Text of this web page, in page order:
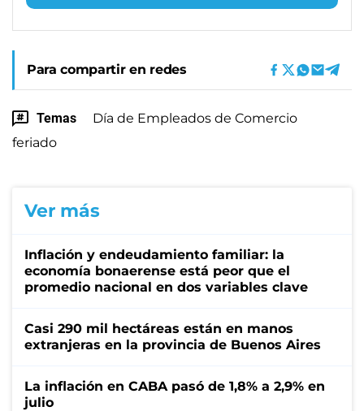
Para compartir en redes
Temas
Día de Empleados de Comercio
feriado
Ver más
Inflación y endeudamiento familiar: la
economía bonaerense está peor que el
promedio nacional en dos variables clave
Casi 290 mil hectáreas están en manos
extranjeras en la provincia de Buenos Aires
La inflación en CABA pasó de 1,8% a 2,9% en
julio